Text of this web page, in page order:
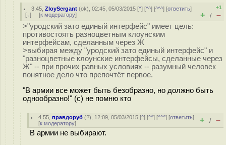
3.45 ,ZloySergant (ok), 02:45, 05/03/2015 [^] [^^] [^^^] [ответить]
[↓] [к модератору]
+1
+ / –
>"уродский зато единый интерфейс" имеет цель:
противостоять разноцветным клоунским
интерфейсам, сделанным через Ж
>выбирая между "уродский зато единый интерфейс" и
"разноцветные клоунские интерфейсы, сделанные через
Ж" -- при прочих равных условиях -- разумный человек
понятное дело что препочтёт первое.
"В армии все может быть безобразно, но должно быть
однообразно!" (с) не помню кто
4.55 ,правдоруб (?), 12:09, 05/03/2015 [^] [^^] [^^^] [ответить]
[к модератору] + / –
В армии не выбирают.